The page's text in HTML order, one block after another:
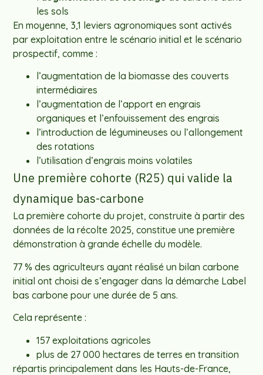
les sols
En moyenne, 3,1 leviers agronomiques sont activés
par exploitation entre le scénario initial et le scénario
prospectif, comme :
l’augmentation de la biomasse des couverts
intermédiaires
l’augmentation de l’apport en engrais
organiques et l’enfouissement des engrais
l’introduction de légumineuses ou l’allongement
des rotations
l’utilisation d’engrais moins volatiles
Une première cohorte (R25) qui valide la
dynamique bas-carbone
La première cohorte du projet, construite à partir des
données de la récolte 2025, constitue une première
démonstration à grande échelle du modèle.
77 % des agriculteurs ayant réalisé un bilan carbone
initial ont choisi de s’engager dans la démarche Label
bas carbone pour une durée de 5 ans.
Cela représente :
157 exploitations agricoles
plus de 27 000 hectares de terres en transition
répartis principalement dans les Hauts-de-France,